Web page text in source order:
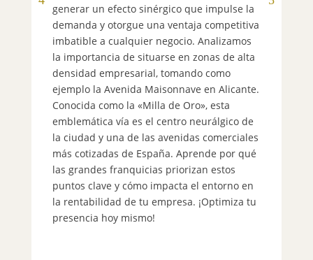
generar un efecto sinérgico que impulse la
demanda y otorgue una ventaja competitiva
imbatible a cualquier negocio. Analizamos
la importancia de situarse en zonas de alta
densidad empresarial, tomando como
ejemplo la Avenida Maisonnave en Alicante.
Conocida como la «Milla de Oro», esta
emblemática vía es el centro neurálgico de
la ciudad y una de las avenidas comerciales
más cotizadas de España. Aprende por qué
las grandes franquicias priorizan estos
puntos clave y cómo impacta el entorno en
la rentabilidad de tu empresa. ¡Optimiza tu
presencia hoy mismo!